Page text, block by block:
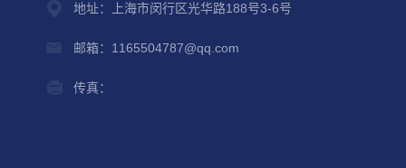
地址：上海市闵行区光华路188号3-6号
邮箱：1165504787@qq.com
传真：